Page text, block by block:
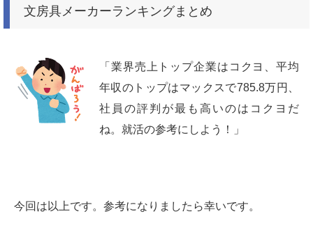
文房具メーカーランキングまとめ
「業界売上トップ企業はコクヨ、平均
年収のトップはマックスで785.8万円、
社員の評判が最も高いのはコクヨだ
ね。就活の参考にしよう！」
今回は以上です。参考になりましたら幸いです。